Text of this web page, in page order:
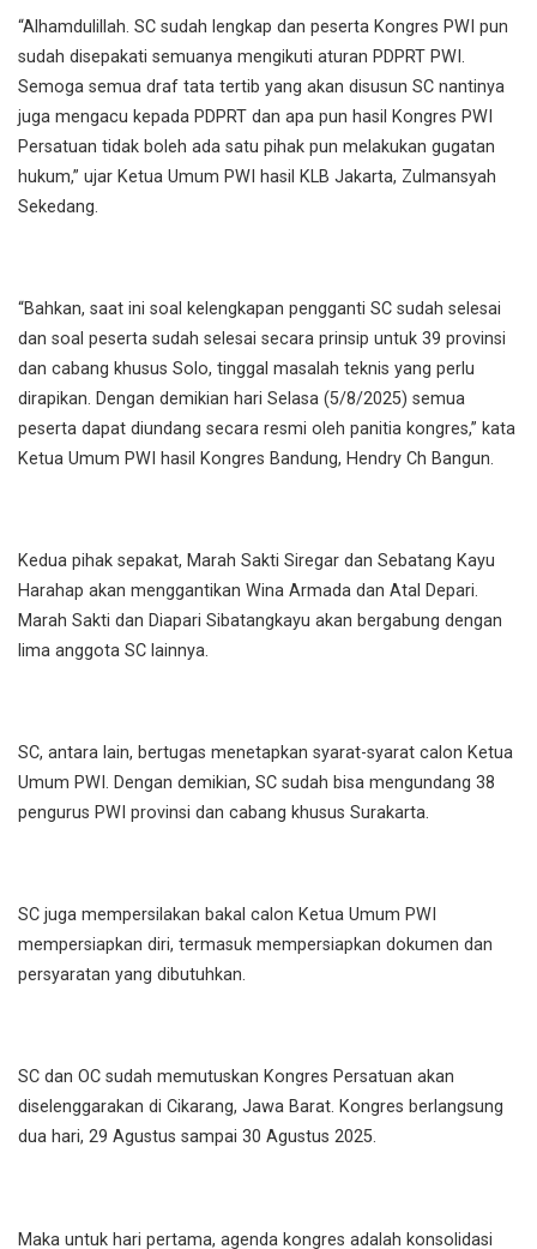
“Alhamdulillah. SC sudah lengkap dan peserta Kongres PWI pun
sudah disepakati semuanya mengikuti aturan PDPRT PWI.
Semoga semua draf tata tertib yang akan disusun SC nantinya
juga mengacu kepada PDPRT dan apa pun hasil Kongres PWI
Persatuan tidak boleh ada satu pihak pun melakukan gugatan
hukum,” ujar Ketua Umum PWI hasil KLB Jakarta, Zulmansyah
Sekedang.
“Bahkan, saat ini soal kelengkapan pengganti SC sudah selesai
dan soal peserta sudah selesai secara prinsip untuk 39 provinsi
dan cabang khusus Solo, tinggal masalah teknis yang perlu
dirapikan. Dengan demikian hari Selasa (5/8/2025) semua
peserta dapat diundang secara resmi oleh panitia kongres,” kata
Ketua Umum PWI hasil Kongres Bandung, Hendry Ch Bangun.
Kedua pihak sepakat, Marah Sakti Siregar dan Sebatang Kayu
Harahap akan menggantikan Wina Armada dan Atal Depari.
Marah Sakti dan Diapari Sibatangkayu akan bergabung dengan
lima anggota SC lainnya.
SC, antara lain, bertugas menetapkan syarat-syarat calon Ketua
Umum PWI. Dengan demikian, SC sudah bisa mengundang 38
pengurus PWI provinsi dan cabang khusus Surakarta.
SC juga mempersilakan bakal calon Ketua Umum PWI
mempersiapkan diri, termasuk mempersiapkan dokumen dan
persyaratan yang dibutuhkan.
SC dan OC sudah memutuskan Kongres Persatuan akan
diselenggarakan di Cikarang, Jawa Barat. Kongres berlangsung
dua hari, 29 Agustus sampai 30 Agustus 2025.
Maka untuk hari pertama, agenda kongres adalah konsolidasi